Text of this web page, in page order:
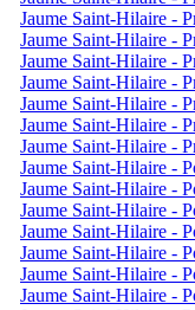
Jaume Saint-Hilaire -
Jaume Saint-Hilaire -
Jaume Saint-Hilaire -
Jaume Saint-Hilaire -
Jaume Saint-Hilaire -
Jaume Saint-Hilaire -
Jaume Saint-Hilaire -
Jaume Saint-Hilaire -
Jaume Saint-Hilaire -
Jaume Saint-Hilaire -
Jaume Saint-Hilaire -
Jaume Saint-Hilaire -
Jaume Saint-Hilaire -
Jaume Saint-Hilaire -